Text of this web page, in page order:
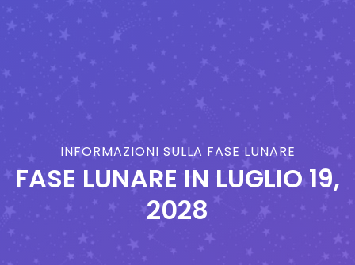
INFORMAZIONI SULLA FASE LUNARE
FASE LUNARE IN LUGLIO 19,
2028